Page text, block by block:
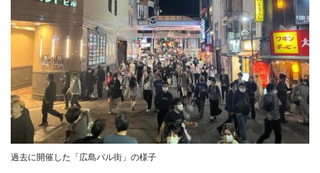
過去に開催した「広島バル街」の様子